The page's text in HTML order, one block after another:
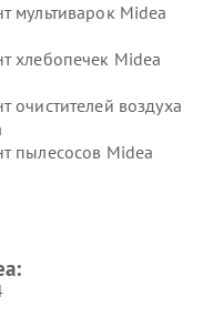
мультиварок Midea
хлебопечек Midea
очистителей воздуха
пылесосов Midea